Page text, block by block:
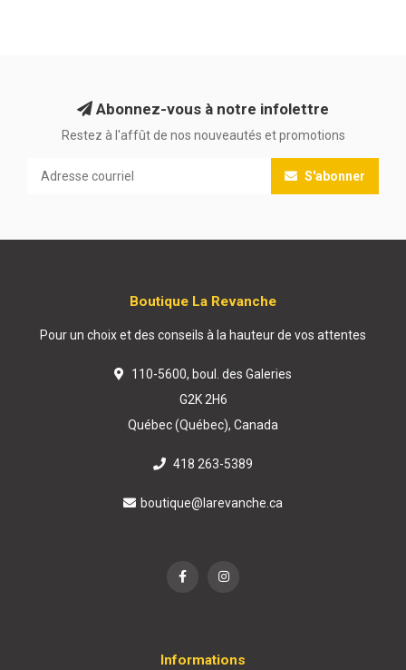
Abonnez-vous à notre infolettre
Restez à l'affût de nos nouveautés et promotions
S'abonner
Boutique La Revanche
Pour un choix et des conseils à la hauteur de vos attentes
110-5600, boul. des Galeries
G2K 2H6
Québec (Québec), Canada
418 263-5389
boutique@larevanche.ca
Informations